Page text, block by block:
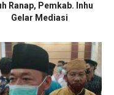
Ranap, Pemkab. Inhu
Gelar Mediasi